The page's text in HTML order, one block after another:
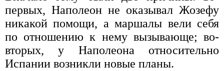
первых, Наполеон не оказывал Жозефу
никакой помощи, а маршалы вели себя
по отношению к нему вызывающе; во-
вторых, у Наполеона относительно
Испании возникли новые планы.